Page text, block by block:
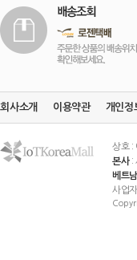
회사소개 이용약관 개인정
상호 :
본사:
베트
사업